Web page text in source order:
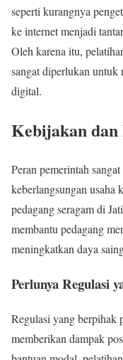
seperti kurangnya
ke internet menjadi
Oleh karena itu,
sangat diperlukan untuk
digital.
Kebijakan
Peran pemerintah
keberlangsungan usaha
pedagang seragam di
membantu pedagang
meningkatkan daya
Perlunya Regulasi
Regulasi yang berpihak
memberikan dampak